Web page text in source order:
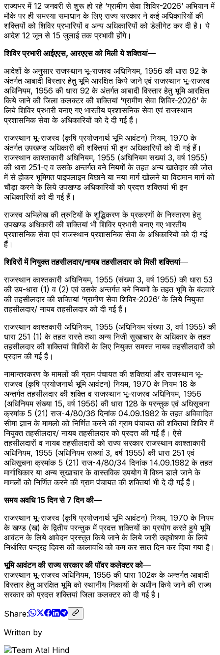
राज्यभर में 12 जनवरी से शुरू हो रहे ‘ग्रामीण सेवा शिविर-2026’ अभियान में
मौके पर ही समस्या समाधान के लिए राज्य सरकार ने कई अधिकारियों की
शक्तियों को शिविर प्रभारियों व अन्य अधिकारियों को डेलीगेट कर दी है। ये
आदेश 12 जून से 15 जुलाई तक प्रभावी होंगे।
शिविर प्रभारी आईएएस, आरएएस को मिली ये शक्तियां—
आदेशों के अनुसार राजस्थान भू-राजस्व अधिनियम, 1956 की धारा 92 के
अंतर्गत आबादी विस्तार हेतु भूमि आरक्षित किये जाने एवं राजस्थान भू-राजस्व
अधिनियम, 1956 की धारा 92 के अंतर्गत आबादी विस्तार हेतु भूमि आरक्षित
किये जाने की जिला कलक्टर की शक्तियां ‘ग्रामीण सेवा शिविर-2026’ के
लिये शिविर प्रभारी बनाए गए भारतीय प्रशासनिक सेवा एवं राजस्थान
प्रशासनिक सेवा के अधिकारियों को दे दी गई हैं।
राजस्थान भू-राजस्व (कृषि प्रयोजनार्थ भूमि आवंटन) नियम, 1970 के
अंतर्गत उपखण्ड अधिकारी की शक्तियां भी इन अधिकारियों को दी गई हैं।
राजस्थान काश्ताकारी अधिनियम, 1955 (अधिनियम सख्यां 3, वर्ष 1955)
की धारा 251-ए व उसके अन्तर्गत बने नियमों के तहत अन्य खातेदार की जोत
में से होकर भूमिगत पाइपलाइन बिछाने या नया मार्ग खोलने या विद्यमान मार्ग को
चौड़ा करने के लिये उपखण्ड अधिकारियों को प्रदत्त शक्तियां भी इन
अधिकारियों को दी गई हैं।
राजस्व अभिलेख की त्रुटियों के शुद्धिकरण के प्रकरणों के निस्तारण हेतु
उपखण्ड अधिकारी की शक्तियां भी शिविर प्रभारी बनाए गए भारतीय
प्रशासनिक सेवा एवं राजस्थान प्रशासनिक सेवा के अधिकारियों को दी गई
हैं।
शिविरों में नियुक्त तहसीलदार/नायब तहसीलदार को मिली शक्तियां—
राजस्थान काश्तकारी अधिनियम, 1955 (संख्या 3, वर्ष 1955) की धारा 53
की उप-धारा (1) व (2) एवं उसके अन्तर्गत बने नियमों के तहत भूमि के बंटवारे
की तहसीलदार की शक्तियां ‘ग्रामीण सेवा शिविर-2026’ के लिये नियुक्त
तहसीलदार/ नायब तहसीलदार को दी गई हैं।
राजस्थान काश्तकारी अधिनियम, 1955 (अधिनियम संख्या 3, वर्ष 1955) की
धारा 251 (1) के तहत रास्ते तथा अन्य निजी सुखाचार के अधिकार के तहत
तहसीलदार की शक्तियां शिविरों के लिए नियुक्त समस्त नायब तहसीलदारों को
प्रदान की गई हैं।
नामान्तरकरण के मामलों की ग्राम पंचायत की शक्तियां और राजस्थान भू-
राजस्व (कृषि प्रयोजनार्थ भूमि आवंटन) नियम, 1970 के नियम 18 के
अन्तर्गत तहसीलदार की शक्ति व राजस्थान भू-राजस्व अधिनियम, 1956
(अधिनियम संख्या 15, वर्ष 1956) की धारा 128 के परन्तुक एवं अधिसूचना
क्रमांक 5 (21) राज-4/80/36 दिनांक 04.09.1982 के तहत अविवादित
सीमा ज्ञान के मामलो को निर्णित करने की ग्राम पंचायत की शक्तियां शिविर में
नियुक्त तहसीलदार/ नायब तहसीलदार को प्रदत्त की गई हैं। ऐसे
तहसीलदारों व नायब तहसीलदारों को राज्य सरकार राजस्थान काश्ताकारी
अधिनियम, 1955 (अधिनियम सख्यां 3, वर्ष 1955) की धारा 251 एवं
अधिसूचना क्रमांक 5 (21) राज-4/80/34 दिनांक 14.09.1982 के तहत
मार्गाधिकार या अन्य सुखाचार के वास्तविक उपयोग में विघ्न डाले जाने के
मामलों को निर्णित करने की ग्राम पंचायत की शक्तियां भी दे दी गई हैं।
समय अवधि 15 दिन से 7 दिन की—
राजस्थान भू-राजस्व (कृषि प्रयोजनार्थ भूमि आवंटन) नियम, 1970 के नियम
के खण्ड (ख) के द्वितीय परन्तुक में प्रदत्त शक्तियों का प्रयोग करते हुये भूमि
आवंटन के लिये आवेदन प्रस्तुत किये जाने के लिये जारी उद्घोषणा के लिये
निर्धारित पन्द्रह दिवस की कालावधि को कम कर सात दिन कर दिया गया है।
भूमि आवंटन की राज्य सरकार की पॉवर कलेक्टर को—
राजस्थान भू-राजस्व अधिनियम, 1956 की धारा 102क के अन्तर्गत आबादी
विस्तार हेतु आरक्षित भूमि को स्थानीय निकायों के अधीन किये जाने की राज्य
सरकार को प्रदत्त शक्तियां जिला कलक्टर को दी गई है।
Share:
Written by